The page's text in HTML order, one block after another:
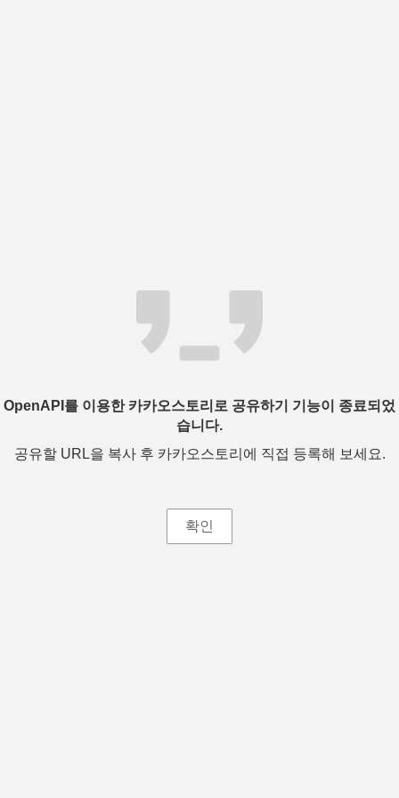
OpenAPI를 이용한 카카오스토리로 공유하기 기능이 종료되었
습니다.
공유할 URL을 복사 후 카카오스토리에 직접 등록해 보세요.
확인